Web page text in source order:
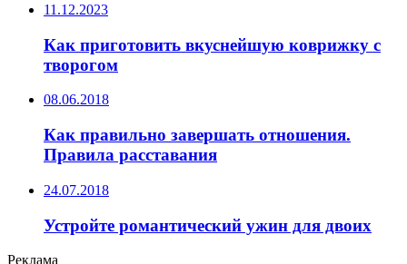
11.12.2023
Как приготовить вкуснейшую коврижку с
творогом
08.06.2018
Как правильно завершать отношения.
Правила расставания
24.07.2018
Устройте романтический ужин для двоих
Реклама